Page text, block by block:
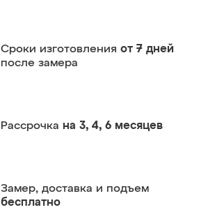
Сроки изготовления от 7 дней
после замера
Рассрочка на 3, 4, 6 месяцев
Замер, доставка и подъем
бесплатно